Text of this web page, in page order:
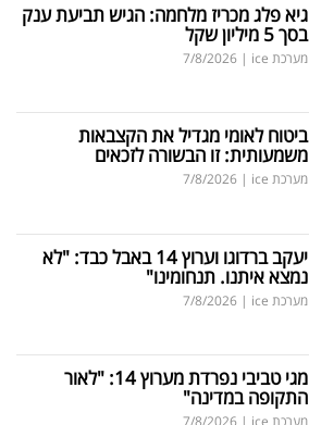
גיא פלג מכריז מלחמה: הגיש תביעת ענק
בסך 5 מיליון שקל
מערכת ice |
7/8/2026
ביטוח לאומי מגדיל את הקצבאות
משמעותית: זו הבשורה לזכאים
מערכת ice |
7/8/2026
יעקב ברדוגו וערוץ 14 באבל כבד: "לא
נמצא איתנו. תנחומינו"
מערכת ice |
7/8/2026
מגי טביבי נפרדת מערוץ 14: "לאור
התקופה במדינה"
מערכת ice |
7/8/2026